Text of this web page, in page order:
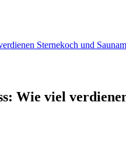
Sternekoch und
Wie viel